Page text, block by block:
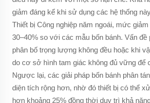
giảm đáng kể khi sử dụng các hệ thống
Thiết bị Công nghiệp năm ngoái, mức
30–40% so với các mẫu bốn bánh. Vấn đề
phân bố trọng lượng không đều hoặc khi
do cơ sở hình tam giác không đủ vững để
Ngược lại, các giải pháp bốn bánh phân
diện tích rộng hơn, nhờ đó thiết bị có thể
hơn khoảng 25% đồng thời duy trì khả